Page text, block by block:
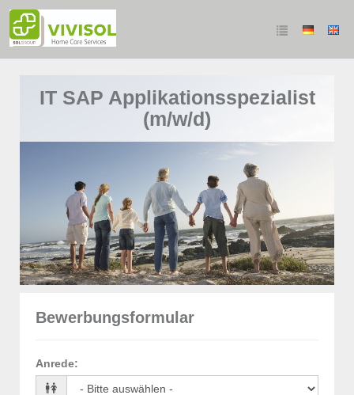
IT SAP Applikationsspezialist
(m/w/d)
Bewerbungsformular
Anrede: